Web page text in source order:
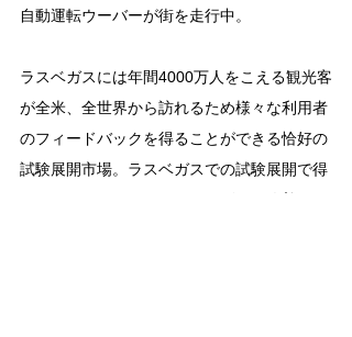
自動運転ウーバーが街を走行中。
ラスベガスには年間4000万人をこえる観光客
が全米、全世界から訪れるため様々な利用者
のフィードバックを得ることができる恰好の
試験展開市場。ラスベガスでの試験展開で得
たフィードバックを元にサービスを改善、そ